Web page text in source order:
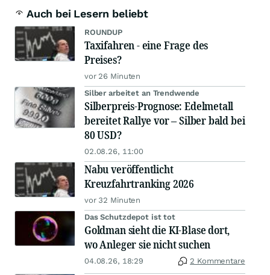
Auch bei Lesern beliebt
ROUNDUP
Taxifahren - eine Frage des
Preises?
vor 26 Minuten
Silber arbeitet an Trendwende
Silberpreis-Prognose: Edelmetall
bereitet Rallye vor – Silber bald bei
80 USD?
02.08.26, 11:00
Nabu veröffentlicht
Kreuzfahrtranking 2026
vor 32 Minuten
Das Schutzdepot ist tot
Goldman sieht die KI-Blase dort,
wo Anleger sie nicht suchen
04.08.26, 18:29 2 Kommentare